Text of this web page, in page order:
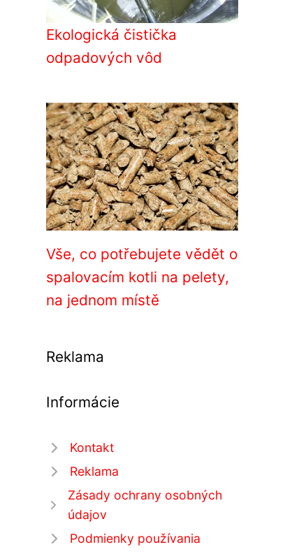
Ekologická čistička
odpadových vôd
Vše, co potřebujete vědět o
spalovacím kotli na pelety,
na jednom místě
Reklama
Informácie
Kontakt
Reklama
Zásady ochrany osobných
údajov
Podmienky používania